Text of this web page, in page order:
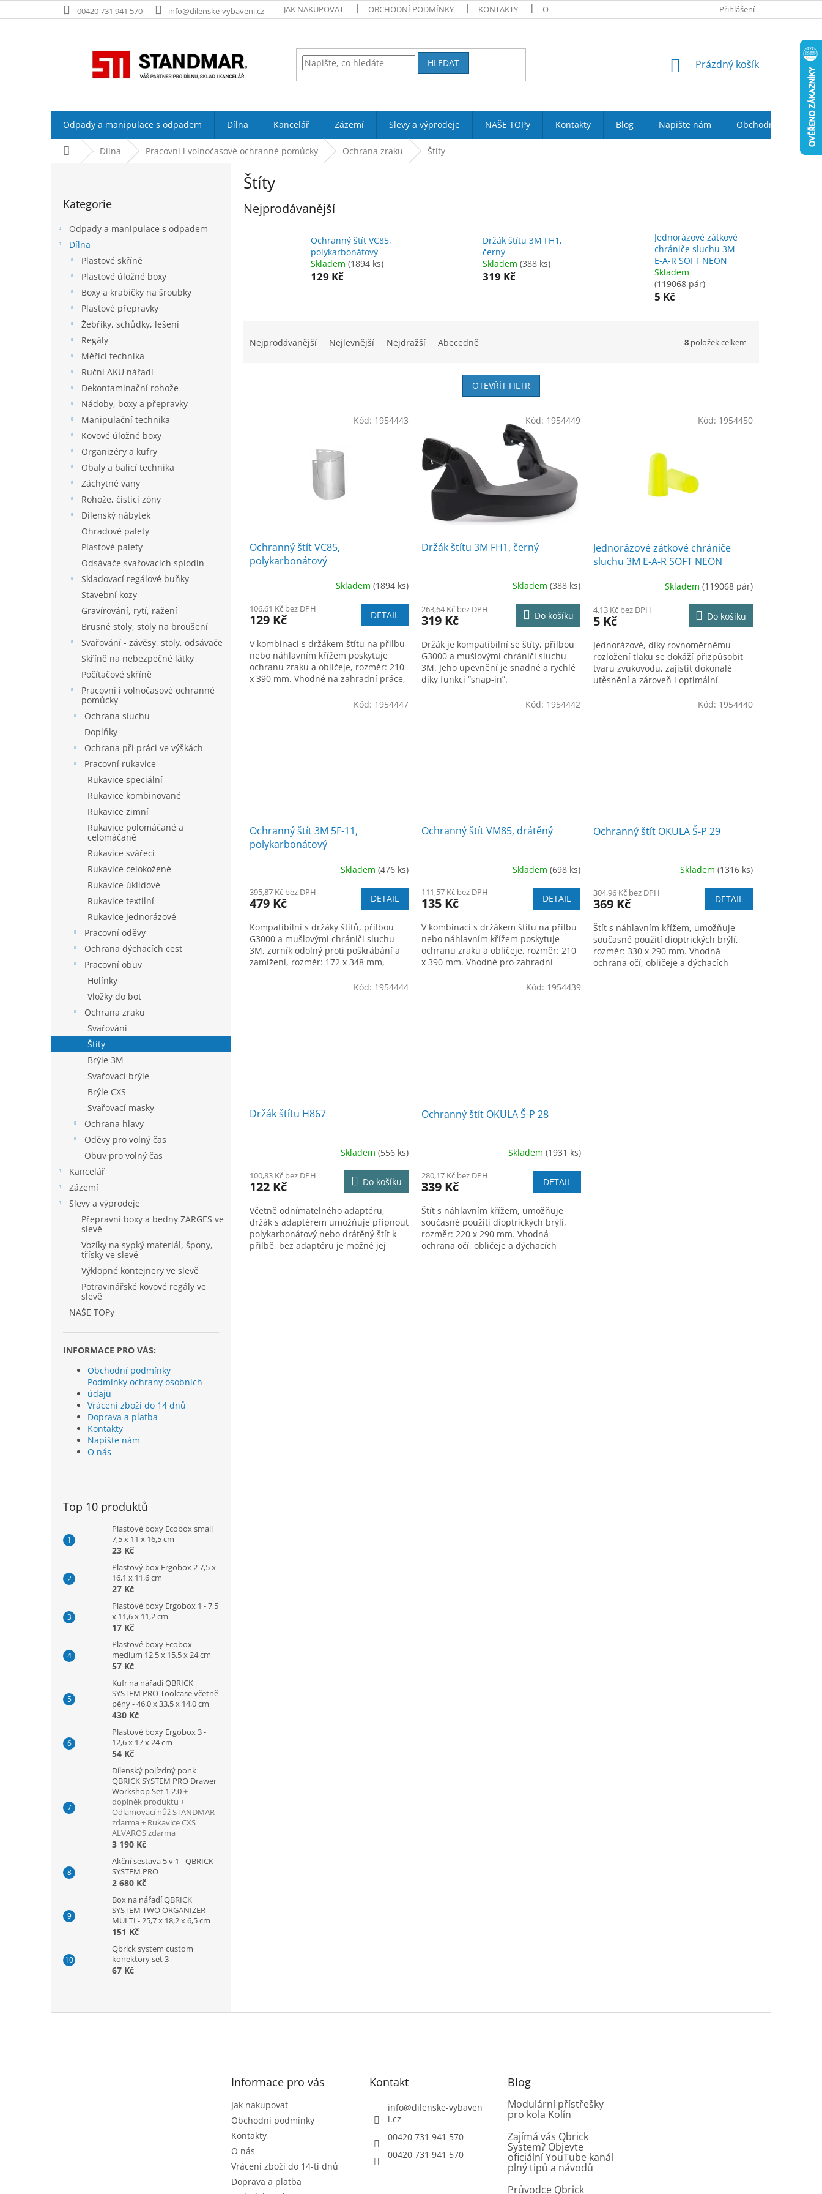
na
00420 731 941 570 info@dilenske-vybaveni.cz JAK NAKUPOVAT OBCHODNÍ PODMÍNKY KONTAKTY O NÁS DOPRAVA A PLATBA
Přihlášení
HLEDAT
NÁKUPNÍ
Prázdný košík
Odpady a manipulace s odpadem Dílna Kancelář Zázemí Slevy a výprodeje NAŠE TOPy Kontakty Blog Napište nám Obchodní podmínky
Domů Dílna Pracovní i volnočasové ochranné pomůcky Ochrana zraku Štíty
kategorie
Kategorie
Odpady a manipulace s odpadem
Dílna
Plastové skříně
Plastové úložné boxy
Boxy a krabičky na šroubky
Plastové přepravky
Žebříky, schůdky, lešení
Regály
Měřící technika
Ruční AKU nářadí
Dekontaminační rohože
Nádoby, boxy a přepravky
Manipulační technika
Kovové úložné boxy
Organizéry a kufry
Obaly a balicí technika
Záchytné vany
Rohože, čistící zóny
Dílenský nábytek
Ohradové palety
Plastové palety
Odsávače svařovacích splodin
Skladovací regálové buňky
Stavební kozy
Gravírování, rytí, ražení
Brusné stoly, stoly na broušení
Svařování - závěsy, stoly, odsávače
Skříně na nebezpečné látky
Počítačové skříně
Pracovní i volnočasové ochranné
pomůcky
Ochrana sluchu
Doplňky
Ochrana při práci ve výškách
Pracovní rukavice
Rukavice speciální
Rukavice kombinované
Rukavice zimní
Rukavice polomáčané a
celomáčané
Rukavice svářecí
Rukavice celokožené
Rukavice úklidové
Rukavice textilní
Rukavice jednorázové
Pracovní oděvy
Ochrana dýchacích cest
Pracovní obuv
Holínky
Vložky do bot
Ochrana zraku
Svařování
Štíty
Brýle 3M
Svařovací brýle
Brýle CXS
Svařovací masky
Ochrana hlavy
Oděvy pro volný čas
Obuv pro volný čas
Kancelář
Zázemí
Slevy a výprodeje
Přepravní boxy a bedny ZARGES ve
slevě
Vozíky na sypký materiál, špony,
třísky ve slevě
Výklopné kontejnery ve slevě
Potravinářské kovové regály ve
slevě
NAŠE TOPy
INFORMACE PRO VÁS:
Obchodní podmínky
Podmínky ochrany osobních
údajů
Vrácení zboží do 14 dnů
Doprava a platba
Kontakty
Napište nám
O nás
Top 10 produktů
Plastové boxy Ecobox small
7,5 x 11 x 16,5 cm
23 Kč
Plastový box Ergobox 2 7,5 x
16,1 x 11,6 cm
27 Kč
Plastové boxy Ergobox 1 - 7,5
x 11,6 x 11,2 cm
17 Kč
Plastové boxy Ecobox
medium 12,5 x 15,5 x 24 cm
57 Kč
Kufr na nářadí QBRICK
SYSTEM PRO Toolcase včetně
pěny - 46,0 x 33,5 x 14,0 cm
430 Kč
Plastové boxy Ergobox 3 -
12,6 x 17 x 24 cm
54 Kč
Dílenský pojízdný ponk
QBRICK SYSTEM PRO Drawer
Workshop Set 1 2.0+
doplněk produktu +
Odlamovací nůž STANDMAR
zdarma + Rukavice CXS
ALVAROS zdarma
3 190 Kč
Akční sestava 5 v 1 - QBRICK
SYSTEM PRO
2 680 Kč
Box na nářadí QBRICK
SYSTEM TWO ORGANIZER
MULTI - 25,7 x 18,2 x 6,5 cm
151 Kč
Qbrick system custom
konektory set 3
67 Kč
Štíty
Nejprodávanější
Ochranný štít VC85,
polykarbonátový
Skladem (1894 ks)
129 Kč
Držák štítu 3M FH1,
černý
Skladem (388 ks)
319 Kč
Jednorázové zátkové
chrániče sluchu 3M
E-A-R SOFT NEON
Skladem
(119068 pár)
5 Kč
Nejprodávanější Nejlevnější Nejdražší Abecedně 8 položek celkem
OTEVŘÍT FILTR
Ochranný štít VC85,
polykarbonátový
Skladem (1894 ks)
106,61 Kč bez DPH
129 Kč DETAIL
V kombinaci s držákem štítu na přilbu
nebo náhlavním křížem poskytuje
ochranu zraku a obličeje, rozměr: 210
x 390 mm. Vhodné na zahradní práce,
práce s kapalinami.
Kód: 1954443
Držák štítu 3M FH1, černý
Skladem (388 ks)
263,64 Kč bez DPH
319 Kč Do košíku
Držák je kompatibilní se štíty, přilbou
G3000 a mušlovými chrániči sluchu
3M. Jeho upevnění je snadné a rychlé
díky funkci “snap-in”.
Kód: 1954449
Jednorázové zátkové chrániče
sluchu 3M E-A-R SOFT NEON
Skladem (119068 pár)
4,13 Kč bez DPH
5 Kč Do košíku
Jednorázové, díky rovnoměrnému
rozložení tlaku se dokáží přizpůsobit
tvaru zvukovodu, zajistit dokonalé
utěsnění a zároveň i optimální
pohodlí. Útlum zvuku 36 dB.
Kód: 1954450
Ochranný štít 3M 5F-11,
polykarbonátový
Skladem (476 ks)
395,87 Kč bez DPH
479 Kč DETAIL
Kompatibilní s držáky štítů, přilbou
G3000 a mušlovými chrániči sluchu
3M, zorník odolný proti poškrábání a
zamlžení, rozměr: 172 x 348 mm,
tloušťka: 1,5 mm. Použití: ochrana
proti postřiku kapalinou, elektrickému
Kód: 1954447
Ochranný štít VM85, drátěný
Skladem (698 ks)
111,57 Kč bez DPH
135 Kč DETAIL
V kombinaci s držákem štítu na přilbu
nebo náhlavním křížem poskytuje
ochranu zraku a obličeje, rozměr: 210
x 390 mm. Vhodné pro zahradní
práce, lesnictví.
Kód: 1954442
Ochranný štít OKULA Š-P 29
Skladem (1316 ks)
304,96 Kč bez DPH
369 Kč DETAIL
Štít s náhlavním křížem, umožňuje
současné použití dioptrických brýlí,
rozměr: 330 x 290 mm. Vhodná
ochrana očí, obličeje a dýchacích
Kód: 1954440
Držák štítu H867
Skladem (556 ks)
100,83 Kč bez DPH
122 Kč Do košíku
Včetně odnímatelného adaptéru,
držák s adaptérem umožňuje připnout
polykarbonátový nebo drátěný štít k
přilbě, bez adaptéru je možné jej
Kód: 1954444
Ochranný štít OKULA Š-P 28
Skladem (1931 ks)
280,17 Kč bez DPH
339 Kč DETAIL
Štít s náhlavním křížem, umožňuje
současné použití dioptrických brýlí,
rozměr: 220 x 290 mm. Vhodná
ochrana očí, obličeje a dýchacích
Kód: 1954439
Informace pro vás
Jak nakupovat
Obchodní podmínky
Kontakty
O nás
Vrácení zboží do 14-ti dnů
Doprava a platba
Kontakt
info@dilenske-vybaven
i.cz
00420 731 941 570
00420 731 941 570
Blog
Modulární přístřešky
pro kola Kolín
Zajímá vás Qbrick
System? Objevte
oficiální YouTube kanál
plný tipů a návodů
Průvodce Qbrick